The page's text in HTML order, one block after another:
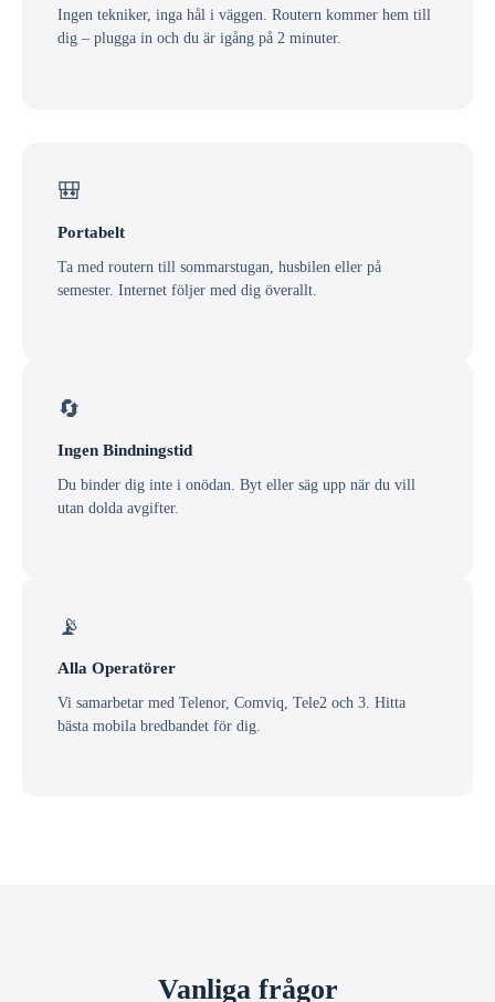
Ingen tekniker, inga hål i väggen. Routern kommer hem till
dig – plugga in och du är igång på 2 minuter.
🎒
Portabelt
Ta med routern till sommarstugan, husbilen eller på
semester. Internet följer med dig överallt.
🔄
Ingen Bindningstid
Du binder dig inte i onödan. Byt eller säg upp när du vill
utan dolda avgifter.
📡
Alla Operatörer
Vi samarbetar med Telenor, Comviq, Tele2 och 3. Hitta
bästa mobila bredbandet för dig.
Vanliga frågor